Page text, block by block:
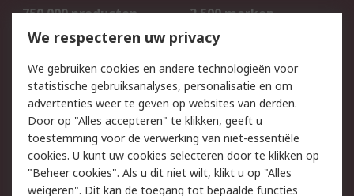
750.000 producten
2.500 merken
Bestellen
Inkoopoplossingen
Track & Trace
Wettelijk
Cookiebeleid
Email veiligheid
Privacybeleid
Websitevoorwaarden
We respecteren uw privacy
We gebruiken cookies en andere technologieën voor
statistische gebruiksanalyses, personalisatie en om
advertenties weer te geven op websites van derden.
Door op "Alles accepteren" te klikken, geeft u
toestemming voor de verwerking van niet-essentiële
cookies. U kunt uw cookies selecteren door te klikken op
"Beheer cookies". Als u dit niet wilt, klikt u op "Alles
weigeren". Dit kan de toegang tot bepaalde functies